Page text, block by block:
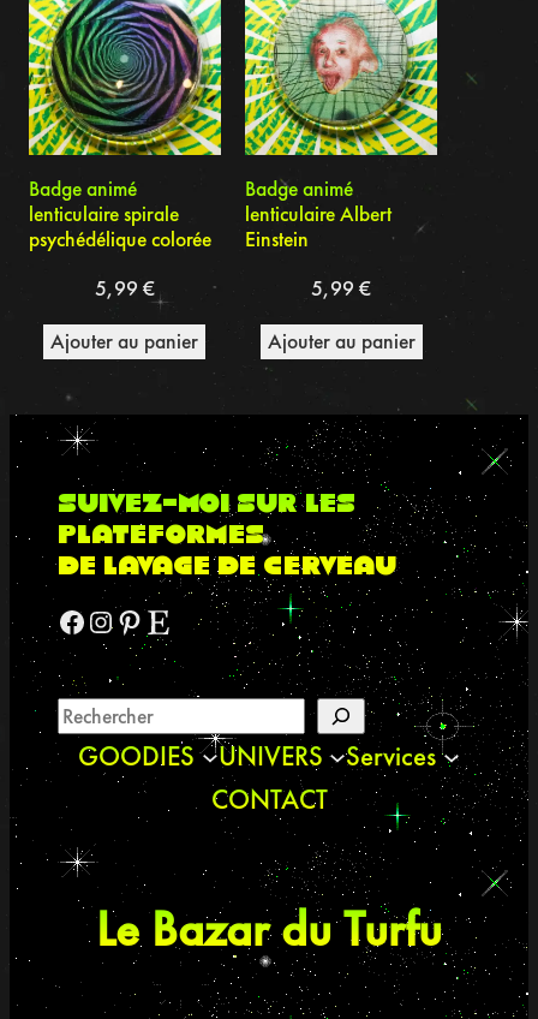
récent
au
plus
ancien
Badge animé
lenticulaire spirale
psychédélique colorée
5,99 €
Ajouter au panier
Badge animé
lenticulaire Albert
Einstein
5,99€
Ajouter au panier
suivez-moi sur les
plateformes
de lavage de cerveau
Facebook Instagram Pinterest Etsy
GOODIES UNIVERS
Services
CONTACT
Le Bazar du Turfu